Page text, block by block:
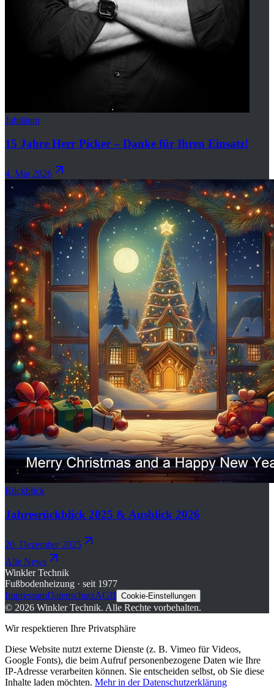
Jubiläum
15 Jahre Herr Picker – Danke für Ihren Einsatz!
4. Mai 2026
Rückblick
Jahresrückblick 2025 & Ausblick 2026
20. Dezember 2025
Alle News
Winkler Technik
Fußbodenheizung · seit 1977
ImpressumDatenschutzAGB Cookie-Einstellungen
© 2026 Winkler Technik. Alle Rechte vorbehalten.
Wir respektieren Ihre Privatsphäre
Diese Website nutzt externe Dienste (z. B. Vimeo für Videos,
Google Fonts), die beim Aufruf personenbezogene Daten wie Ihre
IP-Adresse verarbeiten können. Sie entscheiden selbst, ob Sie diese
Inhalte laden möchten. Mehr in der Datenschutzerklärung